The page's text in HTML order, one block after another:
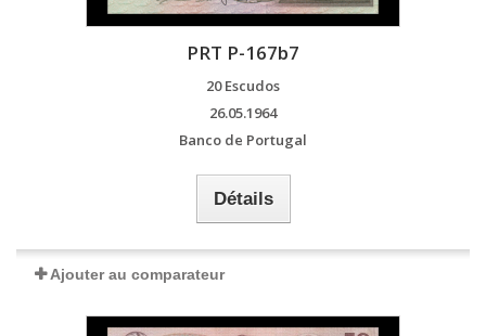
PRT P-167b7
20 Escudos
26.05.1964
Banco de Portugal
Détails
Ajouter au comparateur